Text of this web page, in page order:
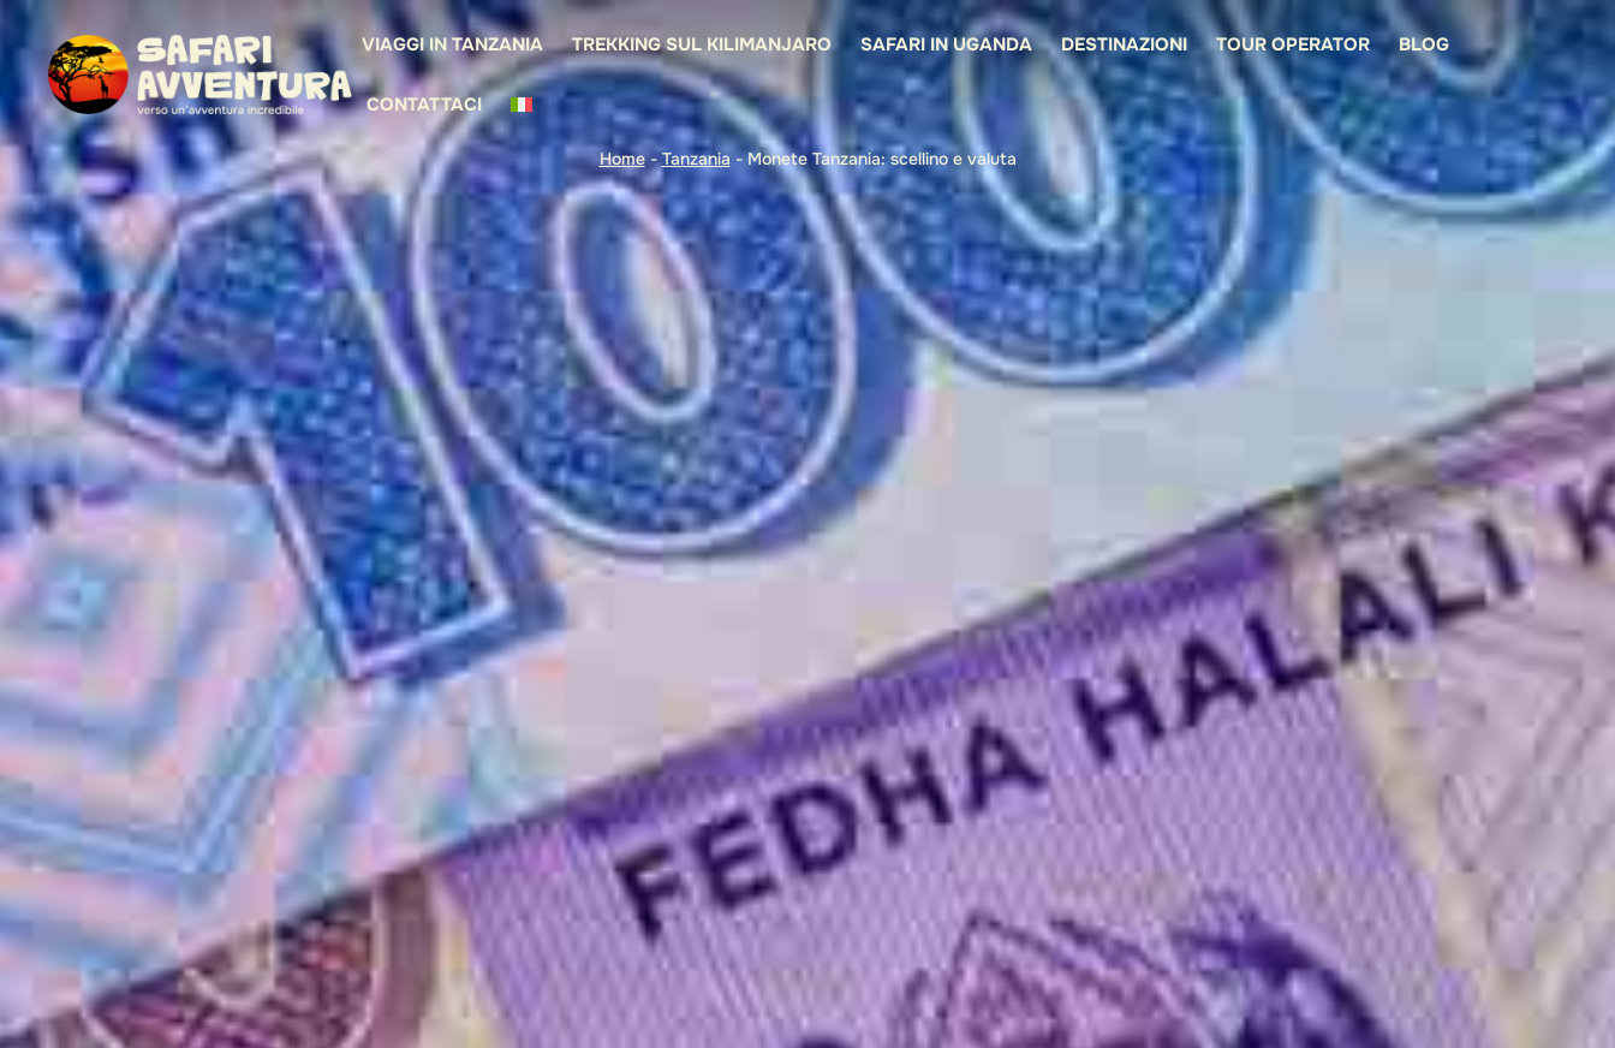
VIAGGI IN TANZANIA TREKKING SUL KILIMANJARO SAFARI IN UGANDA DESTINAZIONI TOUR OPERATOR BLOG
CONTATTACI
Home-Tanzania -Monete Tanzania: scellino e valuta